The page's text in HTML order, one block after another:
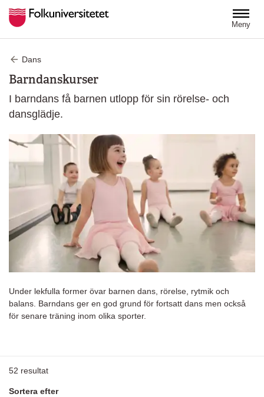
Meny
Dans
Barndanskurser
I barndans få barnen utlopp för sin rörelse- och
dansglädje.
Under lekfulla former övar barnen dans, rörelse, rytmik och
balans. Barndans ger en god grund för fortsatt dans men också
för senare träning inom olika sporter.
52 resultat
Sortera efter